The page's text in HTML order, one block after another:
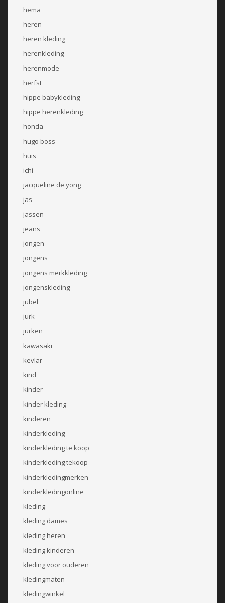
hema
heren
heren kleding
herenkleding
herenmode
herfst
hippe babykleding
hippe herenkleding
honda
hugo boss
huis
ichi
jacqueline de yong
jas
jassen
jeans
jongen
jongens
jongens merkkleding
jongenskleding
jubel
jurk
jurken
kawasaki
kevlar
kind
kinder
kinder kleding
kinderen
kinderkleding
kinderkleding te koop
kinderkleding tekoop
kinderkledingmerken
kinderkledingonline
kleding
kleding dames
kleding heren
kleding kinderen
kleding voor ouderen
kledingmaten
kledingwinkel